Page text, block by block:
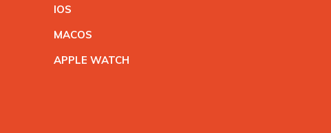
IOS
MACOS
APPLE WATCH